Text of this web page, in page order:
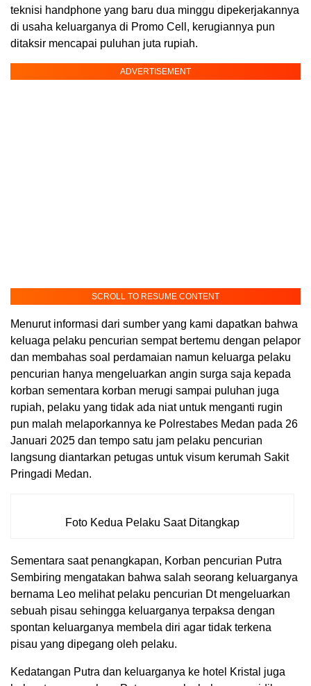
teknisi handphone yang baru dua minggu dipekerjakannya
di usaha keluarganya di Promo Cell, kerugiannya pun
ditaksir mencapai puluhan juta rupiah.
ADVERTISEMENT
SCROLL TO RESUME CONTENT
Menurut informasi dari sumber yang kami dapatkan bahwa
keluaga pelaku pencurian sempat bertemu dengan pelapor
dan membahas soal perdamaian namun keluarga pelaku
pencurian hanya mengeluarkan angin surga saja kepada
korban sementara korban merugi sampai puluhan juga
rupiah, pelaku yang tidak ada niat untuk menganti rugin
pun malah melaporkannya ke Polrestabes Medan pada 26
Januari 2025 dan tempo satu jam pelaku pencurian
langsung diantarkan petugas untuk visum kerumah Sakit
Pringadi Medan.
Foto Kedua Pelaku Saat Ditangkap
Sementara saat penangkapan, Korban pencurian Putra
Sembiring mengatakan bahwa salah seorang keluarganya
bernama Leo melihat pelaku pencurian Dt mengeluarkan
sebuah pisau sehingga keluarganya terpaksa dengan
spontan keluarganya membela diri agar tidak terkena
pisau yang dipegang oleh pelaku.
Kedatangan Putra dan keluarganya ke hotel Kristal juga